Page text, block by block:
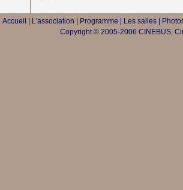
Accueil L'association Programme Les salles|
Copyright © 2005-2006 CINEBUS,